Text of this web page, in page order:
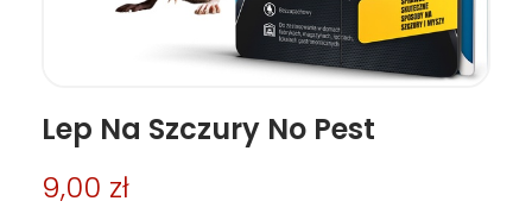
Lep Na Szczury No Pest
9,00 zł